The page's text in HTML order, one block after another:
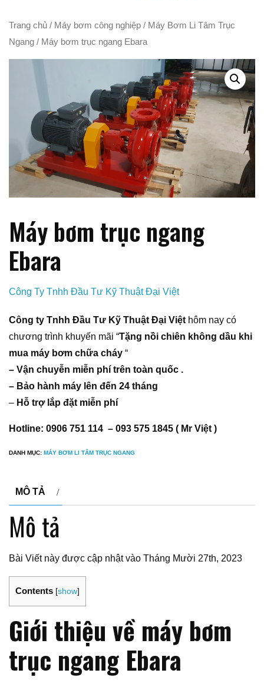
Trang chủ / Máy bơm công nghiệp / Máy Bơm Li Tâm Trục
Ngang / Máy bơm trục ngang Ebara
Máy bơm trục ngang
Ebara
Công Ty Tnhh Đầu Tư Kỹ Thuật Đại Việt
Công ty Tnhh Đầu Tư Kỹ Thuật Đại Việt hôm nay có
chương trình khuyến mãi “Tặng nồi chiên không dầu khi
mua máy bơm chữa cháy “
– Vận chuyễn miễn phí trên toàn quốc .
– Bảo hành máy lên đến 24 tháng
– Hỗ trợ lắp đặt miễn phí
Hotline: 0906 751 114 – 093 575 1845 ( Mr Việt )
DANH MỤC: MÁY BƠM LI TÂM TRỤC NGANG
MÔ TẢ
Mô tả
Bài Viết này được cập nhật vào Tháng Mười 27th, 2023
Contents [show]
Giới thiệu về máy bơm
trục ngang Ebara